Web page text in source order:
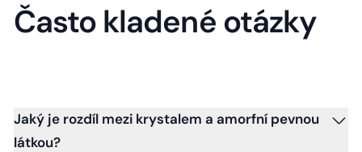
Často kladené otázky
Jaký je rozdíl mezi krystalem a amorfní pevnou
látkou?